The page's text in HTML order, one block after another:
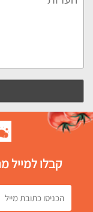
קבלו למייל